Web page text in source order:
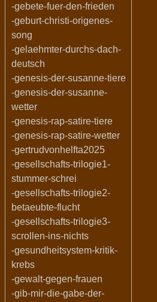
-gebete-fuer-den-frieden
-geburt-christi-origenes-
song
-gelaehmter-durchs-dach-
deutsch
-genesis-der-susanne-tiere
-genesis-der-susanne-
wetter
-genesis-rap-satire-tiere
-genesis-rap-satire-wetter
-gertrudvonhelfta2025
-gesellschafts-trilogie1-
stummer-schrei
-gesellschafts-trilogie2-
betaeubte-flucht
-gesellschafts-trilogie3-
scrollen-ins-nichts
-gesundheitsystem-kritik-
krebs
-gewalt-gegen-frauen
-gib-mir-die-gabe-der-